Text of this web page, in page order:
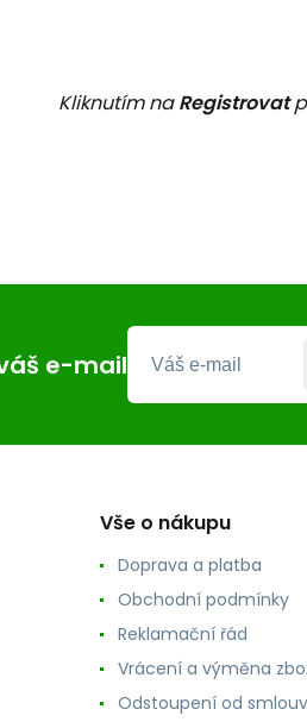
Kliknutím naRegistrovat
e-mail
Vše o nákupu
Doprava a platba
Obchodní podmínky
Reklamační řád
Vrácení a výměna
Odstoupení od